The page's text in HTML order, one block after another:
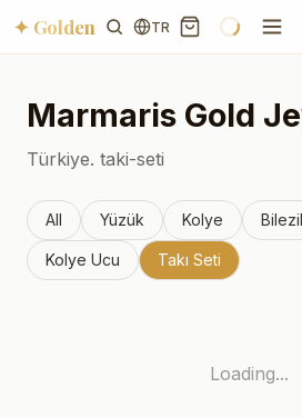
✦ Golden TR
Marmaris Gold
Türkiye. taki-seti
All Yüzük Kolye
Kolye Ucu Takı Seti
Loading...